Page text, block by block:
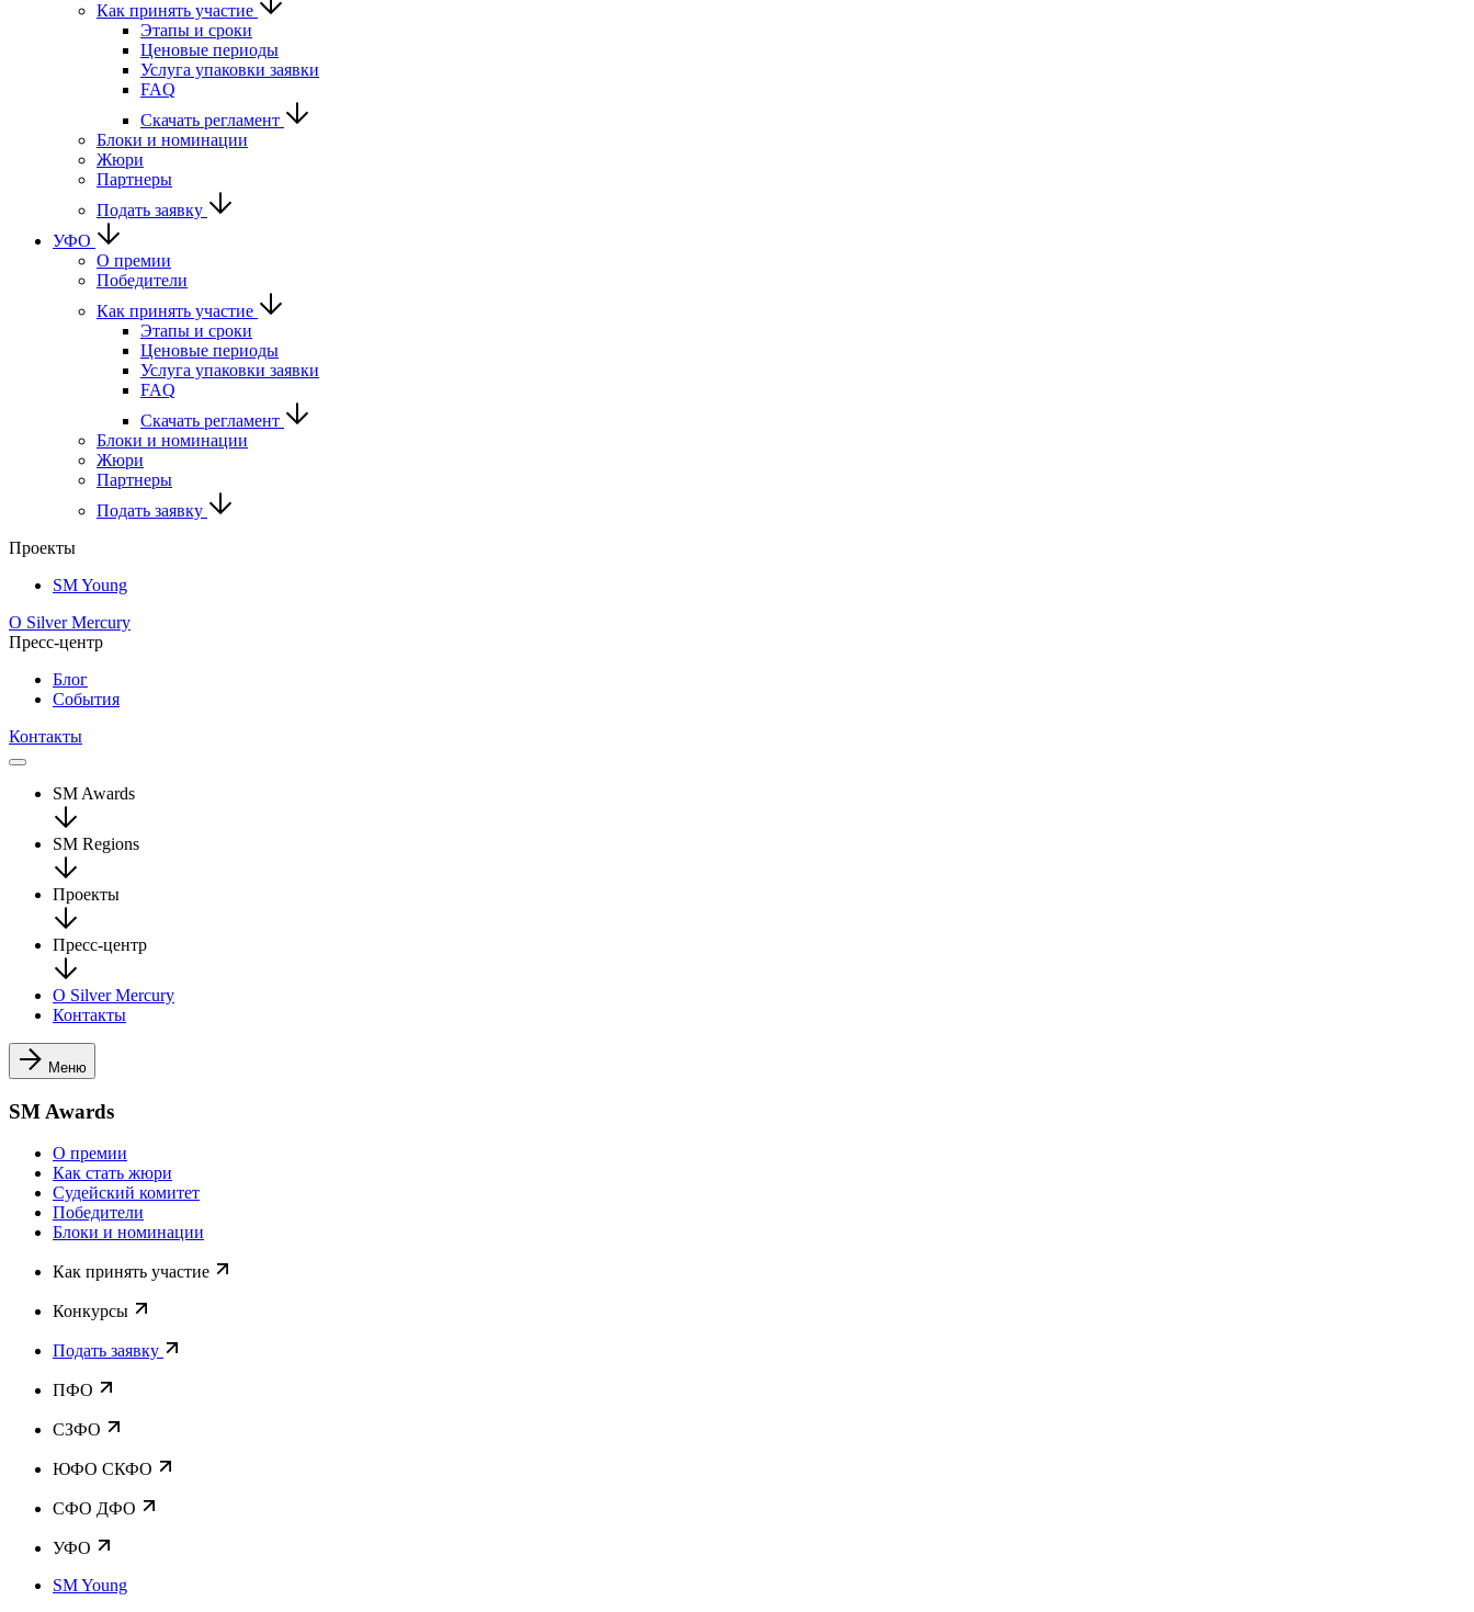
Как принять участие
Этапы и сроки
Ценовые периоды
Услуга упаковки заявки
FAQ
Скачать регламент
Блоки и номинации
Жюри
Партнеры
Подать заявку
УФО
О премии
Победители
Как принять участие
Этапы и сроки
Ценовые периоды
Услуга упаковки заявки
FAQ
Скачать регламент
Блоки и номинации
Жюри
Партнеры
Подать заявку
Проекты
SM Young
О Silver Mercury
Пресс-центр
Блог
События
Контакты
SM Awards
SM Regions
Проекты
Пресс-центр
О Silver Mercury
Контакты
Меню
SM Awards
О премии
Как стать жюри
Судейский комитет
Победители
Блоки и номинации
Как принять участие
Конкурсы
Подать заявку
ПФО
СЗФО
ЮФО СКФО
CФО ДФО
УФО
SM Young